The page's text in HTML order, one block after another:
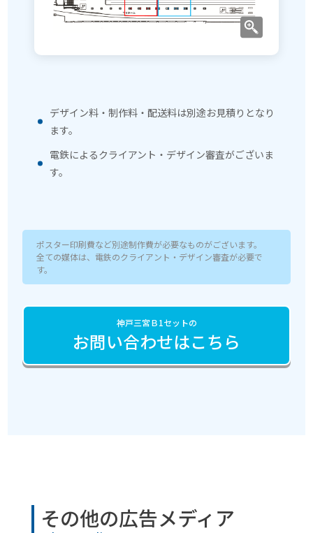
デザイン料・制作料・配送料は別途お見積りとなり
ます。
電鉄によるクライアント・デザイン審査がございま
す。
ポスター印刷費など別途制作費が必要なものがございます。
全ての媒体は、電鉄のクライアント・デザイン審査が必要で
す。
神戸三宮Ｂ1セットの
お問い合わせはこちら
その他の広告メディア